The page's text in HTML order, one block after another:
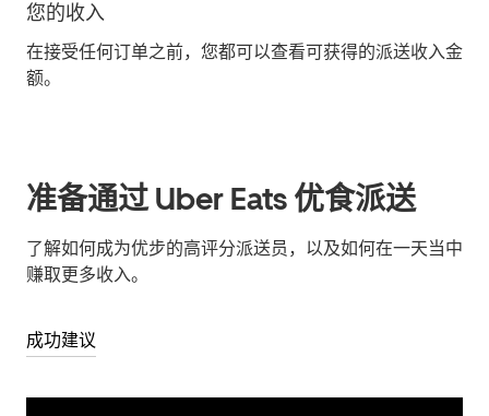
您的收入
在接受任何订单之前，您都可以查看可获得的派送收入金
额。
准备通过 Uber Eats 优食派送
了解如何成为优步的高评分派送员，以及如何在一天当中
赚取更多收入。
成功建议